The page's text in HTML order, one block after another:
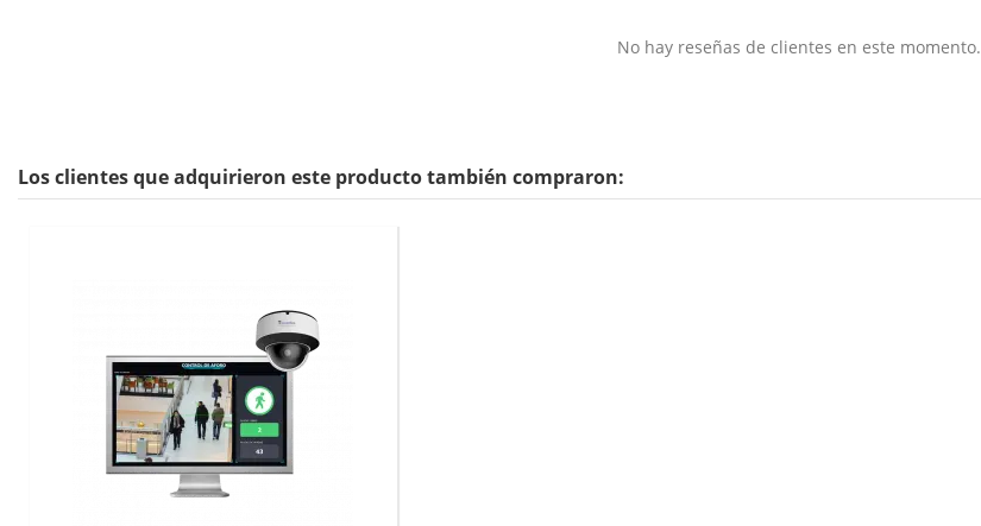
No hay reseñas de clientes en este momento.
Los clientes que adquirieron este producto también compraron: